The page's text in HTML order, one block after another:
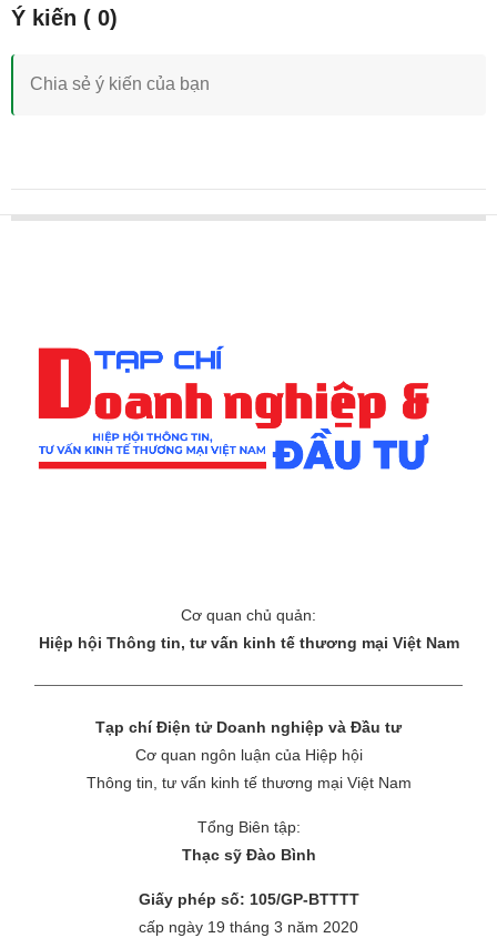
Cơ quan chủ quản:
Hiệp hội Thông tin, tư vấn kinh tế thương mại Việt Nam
Tạp chí Điện tử Doanh nghiệp và Đầu tư
Cơ quan ngôn luận của Hiệp hội
Thông tin, tư vấn kinh tế thương mại Việt Nam
Tổng Biên tập:
Thạc sỹ Đào Bình
Giấy phép số: 105/GP-BTTTT
cấp ngày 19 tháng 3 năm 2020